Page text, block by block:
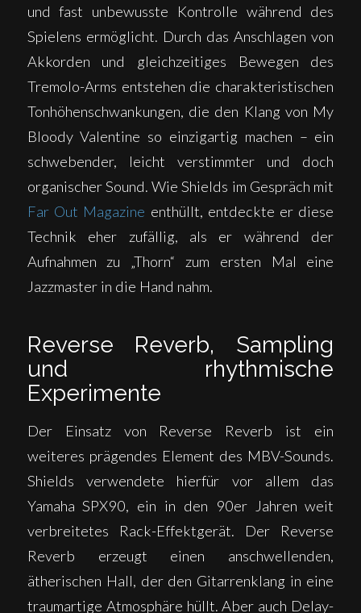
und fast unbewusste Kontrolle während des
Spielens ermöglicht. Durch das Anschlagen von
Akkorden und gleichzeitiges Bewegen des
Tremolo-Arms entstehen die charakteristischen
Tonhöhenschwankungen, die den Klang von My
Bloody Valentine so einzigartig machen – ein
schwebender, leicht verstimmter und doch
organischer Sound. Wie Shields im Gespräch mit
Far Out Magazine enthüllt, entdeckte er diese
Technik eher zufällig, als er während der
Aufnahmen zu „Thorn“ zum ersten Mal eine
Jazzmaster in die Hand nahm.
Reverse Reverb, Sampling
und rhythmische
Experimente
Der Einsatz von Reverse Reverb ist ein
weiteres prägendes Element des MBV-Sounds.
Shields verwendete hierfür vor allem das
Yamaha SPX90, ein in den 90er Jahren weit
verbreitetes Rack-Effektgerät. Der Reverse
Reverb erzeugt einen anschwellenden,
ätherischen Hall, der den Gitarrenklang in eine
traumartige Atmosphäre hüllt. Aber auch Delay-